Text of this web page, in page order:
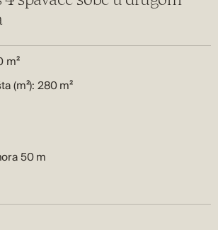
m²
(m²): 280 m²
50 m